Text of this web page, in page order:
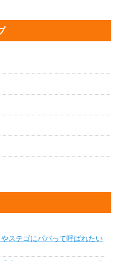
ステゴにパパって呼ばれたい